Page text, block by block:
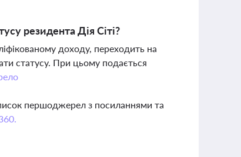
резидента Дія Сіті?
доходу, переходить на
статусу. При цьому подається
першоджерел з посиланнями та